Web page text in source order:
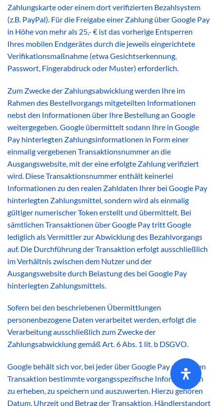
Zahlungskarte oder einem dort verifizierten Bezahlsystem
(z.B. PayPal). Für die Freigabe einer Zahlung über Google Pay
in Höhe von mehr als 25,- € ist das vorherige Entsperren
Ihres mobilen Endgerätes durch die jeweils eingerichtete
Verifikationsmaßnahme (etwa Gesichtserkennung,
Passwort, Fingerabdruck oder Muster) erforderlich.
Zum Zwecke der Zahlungsabwicklung werden Ihre im
Rahmen des Bestellvorgangs mitgeteilten Informationen
nebst den Informationen über Ihre Bestellung an Google
weitergegeben. Google übermittelt sodann Ihre in Google
Pay hinterlegten Zahlungsinformationen in Form einer
einmalig vergebenen Transaktionsnummer an die
Ausgangswebsite, mit der eine erfolgte Zahlung verifiziert
wird. Diese Transaktionsnummer enthält keinerlei
Informationen zu den realen Zahldaten Ihrer bei Google Pay
hinterlegten Zahlungsmittel, sondern wird als einmalig
gültiger numerischer Token erstellt und übermittelt. Bei
sämtlichen Transaktionen über Google Pay tritt Google
lediglich als Vermittler zur Abwicklung des Bezahlvorgangs
auf. Die Durchführung der Transaktion erfolgt ausschließlich
im Verhältnis zwischen dem Nutzer und der
Ausgangswebsite durch Belastung des bei Google Pay
hinterlegten Zahlungsmittels.
Sofern bei den beschriebenen Übermittlungen
personenbezogene Daten verarbeitet werden, erfolgt die
Verarbeitung ausschließlich zum Zwecke der
Zahlungsabwicklung gemäß Art. 6 Abs. 1 lit. b DSGVO.
Google behält sich vor, bei jeder über Google Pay getätigten
Transaktion bestimmte vorgangsspezifische Informationen
zu erheben, zu speichern und auszuwerten. Hierzu gehören
Datum, Uhrzeit und Betrag der Transaktion, Händlerstandort